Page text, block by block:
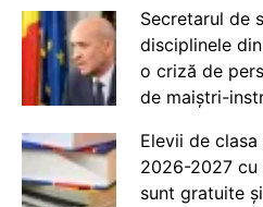
Secretarul de
disciplinele
o criză de
de maiștri-
Elevii de
2026-2027 cu
sunt gratuite